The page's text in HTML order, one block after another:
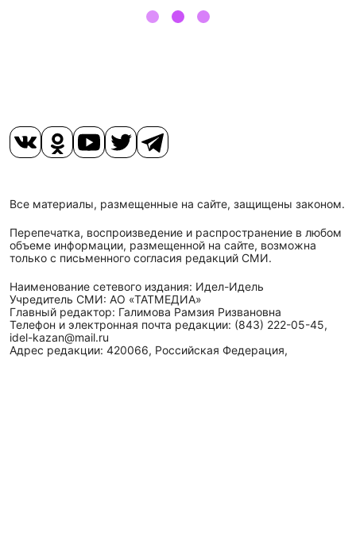
Все материалы, размещенные на сайте, защищены законом.
Перепечатка, воспроизведение и распространение в любом
объеме информации, размещенной на сайте, возможна
только с письменного согласия редакций СМИ.
Наименование сетевого издания: Идел-Идель
Учредитель СМИ: АО «ТАТМЕДИА»
Главный редактор: Галимова Рамзия Ризвановна
Телефон и электронная почта редакции: (843) 222-05-45,
idel-kazan@mail.ru
Адрес редакции: 420066, Российская Федерация,